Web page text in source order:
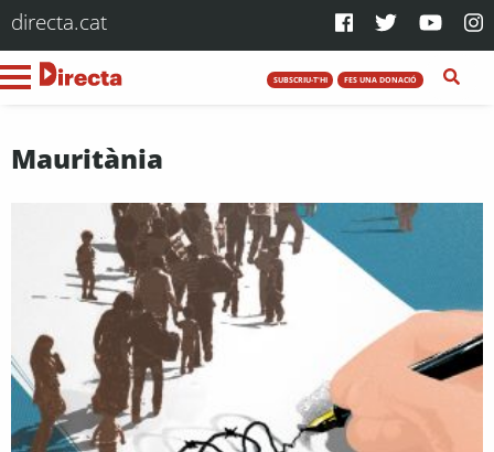
directa.cat
SUBSCRIU-T'HI FES UNA DONACIÓ
Mauritània